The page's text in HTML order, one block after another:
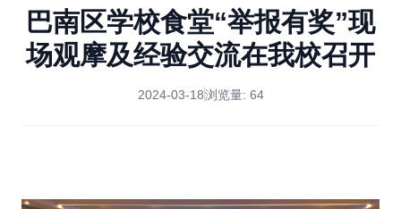
巴南区学校食堂“举报有奖”现
场观摩及经验交流在我校召开
2024-03-18浏览量: 64